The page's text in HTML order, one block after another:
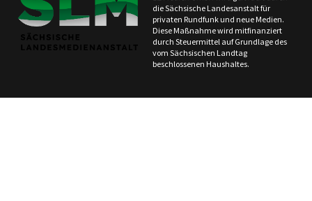
die Sächsische Landesanstalt für
privaten Rundfunk und neue Medien.
Diese Maßnahme wird mitfinanziert
durch Steuermittel auf Grundlage des
vom Sächsischen Landtag
beschlossenen Haushaltes.